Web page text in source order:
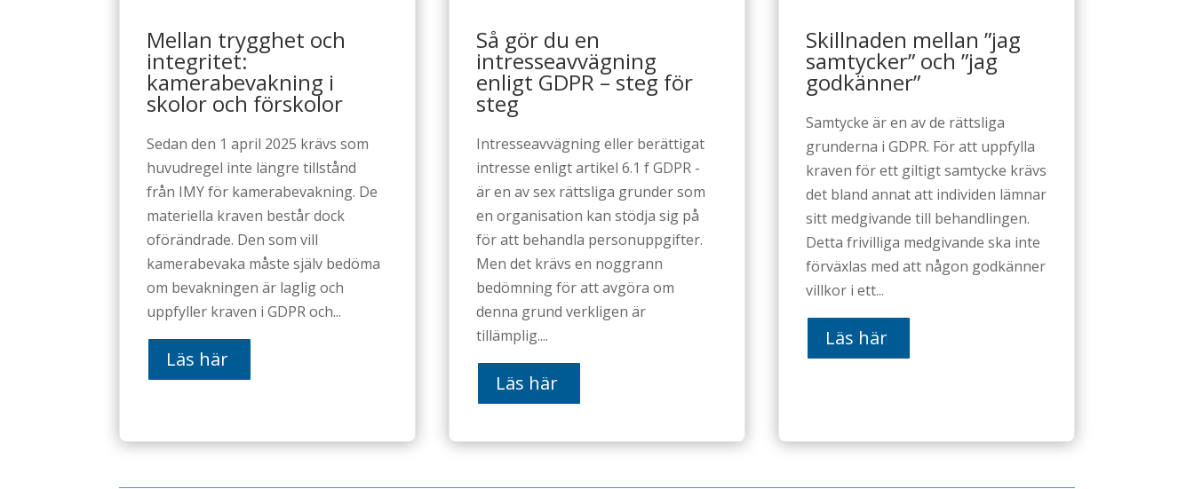
Mellan trygghet och
integritet:
kamerabevakning i
skolor och förskolor
Sedan den 1 april 2025 krävs som
huvudregel inte längre tillstånd
från IMY för kamerabevakning. De
materiella kraven består dock
oförändrade. Den som vill
kamerabevaka måste själv bedöma
om bevakningen är laglig och
uppfyller kraven i GDPR och...
Läs här
Så gör du en
intresseavvägning
enligt GDPR – steg för
steg
Intresseavvägning eller berättigat
intresse enligt artikel 6.1 f GDPR -
är en av sex rättsliga grunder som
en organisation kan stödja sig på
för att behandla personuppgifter.
Men det krävs en noggrann
bedömning för att avgöra om
denna grund verkligen är
tillämplig....
Läs här
Skillnaden mellan ”jag
samtycker” och ”jag
godkänner”
Samtycke är en av de rättsliga
grunderna i GDPR. För att uppfylla
kraven för ett giltigt samtycke krävs
det bland annat att individen lämnar
sitt medgivande till behandlingen.
Detta frivilliga medgivande ska inte
förväxlas med att någon godkänner
villkor i ett...
Läs här